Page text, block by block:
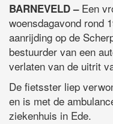
BARNEVELD –Een
woensdagavond rond
aanrijding op de
bestuurder van een
verlaten van de uitrit
De fietsster liep
en is met de
ziekenhuis in Ede.